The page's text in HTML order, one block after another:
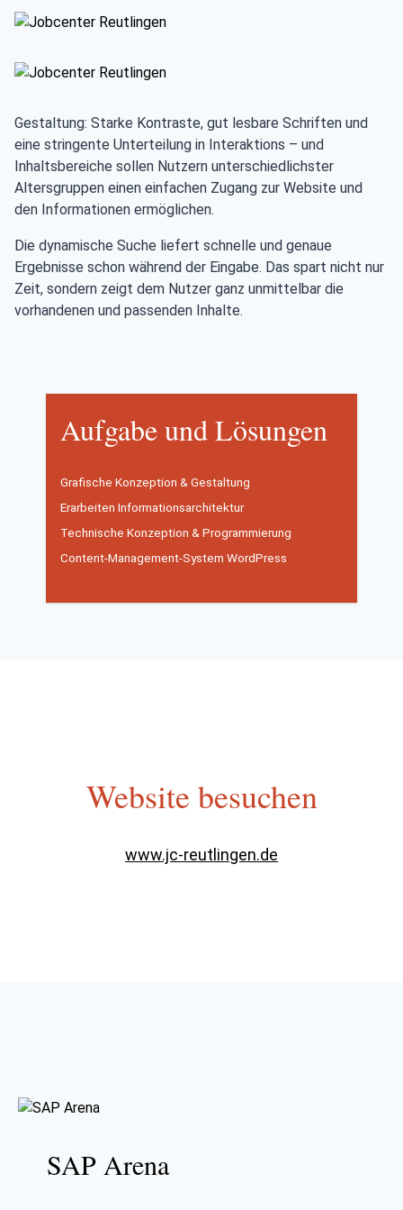
Gestaltung: Starke Kontraste, gut lesbare Schriften und
eine stringente Unterteilung in Interaktions – und
Inhaltsbereiche sollen Nutzern unterschiedlichster
Altersgruppen einen einfachen Zugang zur Website und
den Informationen ermöglichen.
Die dynamische Suche liefert schnelle und genaue
Ergebnisse schon während der Eingabe. Das spart nicht nur
Zeit, sondern zeigt dem Nutzer ganz unmittelbar die
vorhandenen und passenden Inhalte.
Aufgabe und Lösungen
Grafische Konzeption & Gestaltung
Erarbeiten Informationsarchitektur
Technische Konzeption & Programmierung
Content-Management-System WordPress
Website besuchen
www.jc-reutlingen.de
SAP Arena